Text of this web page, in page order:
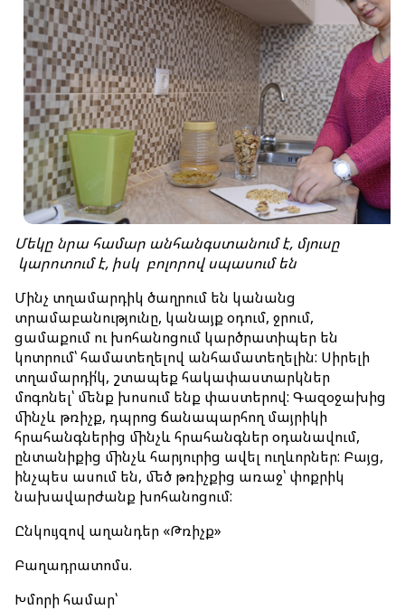
Ավիատոմսի վերադարձ
Մեր մասին
Ընկերության մասին
Մեր նավատորմը
Թռիչքային անձնակազմ
Նորություններ
Բլոգ
Հաճախ տրվող հարցեր
Կոնտակտներ
Ծառայություններ
Առցանց
Առցանց հաշվառում
Իմ ամրագրումը
Հատուկ ծառայություններ
Մեկը նրա համար անհանգստանում է, մյուսը
կարոտում է, իսկ բոլորով սպասում են
Մինչ տղամարդիկ ծաղրում են կանանց
տրամաբանությունը, կանայք օդում, ջրում,
ցամաքում ու խոհանոցում կարծրատիպեր են
կոտրում՝ համատեղելով անհամատեղելին: Սիրելի
տղամարդի՛կ, շտապեք հակափաստարկներ
մոգոնել՝ մենք խոսում ենք փաստերով: Գազօջախից
մինչև թռիչք, դպրոց ճանապարհող մայրիկի
հրահանգներից մինչև հրահանգներ օդանավում,
ընտանիքից մինչև հարյուրից ավել ուղևորներ: Բայց,
ինչպես ասում են, մեծ թռիչքից առաջ՝ փոքրիկ
նախավարժանք խոհանոցում:
Ընկույզով աղանդեր «Թռիչք»
Բաղադրատոմս.
Խմորի համար՝